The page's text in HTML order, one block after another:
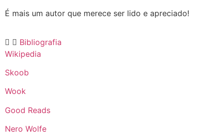
É mais um autor que merece ser lido e apreciado!
Bibliografia
Wikipedia
Skoob
Wook
Good Reads
Nero Wolfe